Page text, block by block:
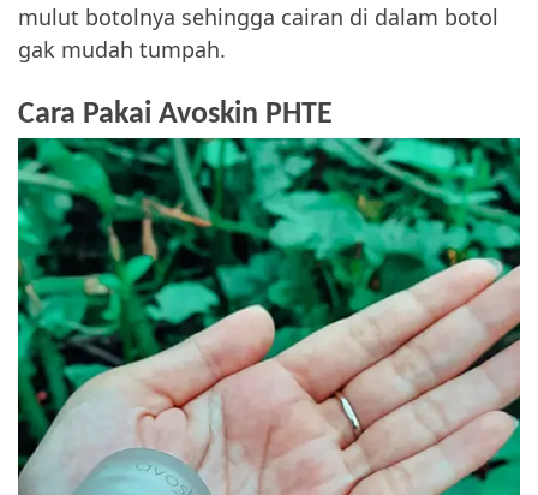
mulut botolnya sehingga cairan di dalam botol
gak mudah tumpah.
Cara Pakai Avoskin PHTE